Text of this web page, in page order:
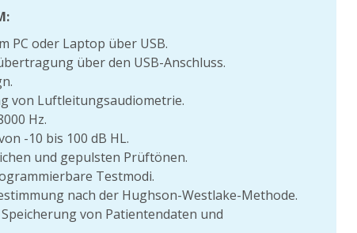
PC oder Laptop über USB.
über den USB-Anschluss.
von Luftleitungsaudiometrie.
Hz.
-10 bis 100 dB HL.
und gepulsten Prüftönen.
Testmodi.
nach der Hughson-Westlake-Methode.
von Patientendaten und